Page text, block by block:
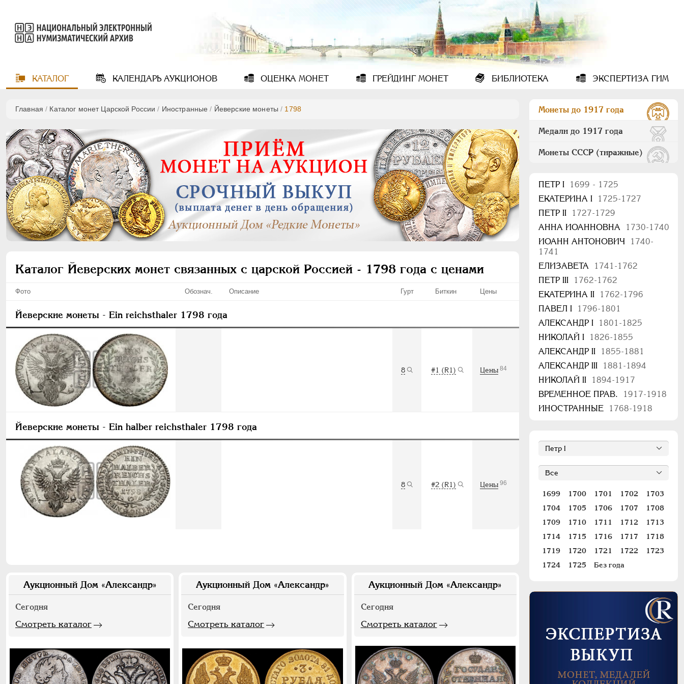
КАТАЛОГ КАЛЕНДАРЬАУКЦИОНОВ ОЦЕНКА МОНЕТ ГРЕЙДИНГМОНЕТ БИБЛИОТЕКА ЭКСПЕРТИЗА ГИМ
Главная / Каталог монет Царской России / Иностранные / Йеверские монеты / 1798
Каталог Йеверских монет связанных с царской Россией - 1798 года с ценами
Фото Обознач. Описание Гурт Биткин Цены
Йеверские монеты - Ein reichsthaler 1798 года
8 #1 (R1) Цены 84
Йеверские монеты - Ein halber reichsthaler 1798 года
8 #2 (R1) Цены 96
Аукционный Дом «Александр»
Сегодня
Смотреть каталог
Аукционный Дом «Александр»
Сегодня
Смотреть каталог
Аукционный Дом «Александр»
Сегодня
Смотреть каталог
Монеты до 1917 года
Медали до 1917 года
Монеты СССР (тиражные)
ПEТР I
1699 - 1725
ЕКАТЕРИНА I
1725-1727
ПЕТР II
1727-1729
АННА ИОАННОВНА
1730-1740
ИОАНН АНТОНОВИЧ
1740-
1741
ЕЛИЗАВЕТА
1741-1762
ПЕТР III
1762-1762
ЕКАТЕРИНА II
1762-1796
ПАВЕЛ I
1796-1801
АЛЕКСАНДР I
1801-1825
НИКОЛАЙ I
1826-1855
АЛЕКСАНДР II
1855-1881
АЛЕКСАНДР III
1881-1894
НИКОЛАЙ II
1894-1917
ВРЕМЕННОЕ ПРАВ.
1917-1918
ИНОСТРАННЫЕ
1768-1918
1699 1700 1701 1702
1703
1704
1705 1706 1707
1708
1709
1710 1711 1712
1713
1714
1715 1716 1717
1718
1719
1720 1721 1722
1723
1724
1725 Без года